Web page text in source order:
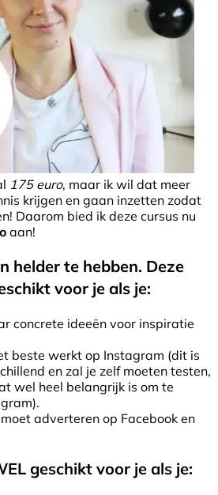
175 euro, maar ik wil dat meer
krijgen en gaan inzetten zodat
Daarom bied ik deze cursus nu
aan!
helder te hebben. Deze
voor je als je:
concrete ideeën voor inspiratie
beste werkt op Instagram (dit is
en zal je zelf moeten testen,
wel heel belangrijk is om te
adverteren op Facebook en
geschikt voor je als je: